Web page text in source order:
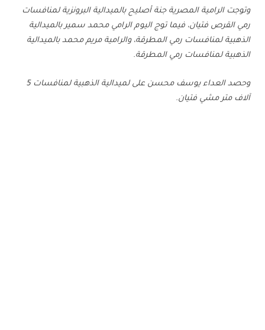
وتوجت الرامية المصرية جنة أصليح بالميدالية البرونزية لمنافسات
رمي القرص فتيان، فيما توج اليوم الرامي محمد سمير بالميدالية
الذهبية لمنافسات رمي المطرقة، والرامية مريم محمد بالميدالية
الذهبية لمنافسات رمي المطرقة.
وحصد العداء يوسف محسن على لميدالية الذهبية لمنافسات 5
آلاف متر مشي فتيان.